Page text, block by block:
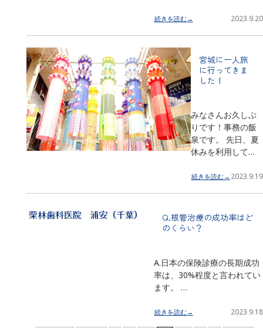
続きを読む→ 2023.9.20
宮城に一人旅
に行ってきま
した！
みなさんお久しぶ
りです！事務の飯
泉です。 先日、夏
休みを利用して…
続きを読む→ 2023.9.19
Q.根管治療の成功率はど
のくらい？
A.日本の保険診療の長期成功
率は、30%程度と言われてい
ます。 …
続きを読む→ 2023.9.18